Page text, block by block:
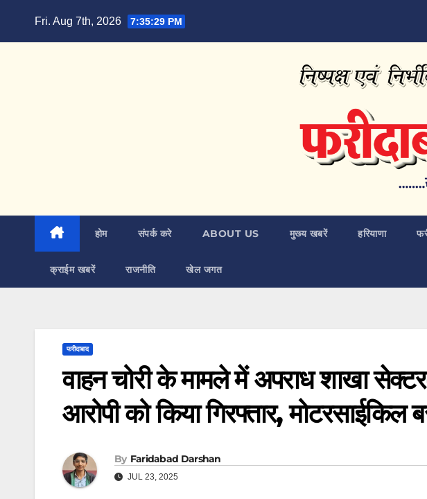
Fri. Aug 7th, 2026 7:35:31 PM
होम संपर्क करे ABOUT US मुख्य खबरें हरियाणा
क्राईम खबरें राजनीति खेल जगत
फरीदाबाद
वाहन चोरी के मामले में अपराध शाखा
आरोपी को किया गिरफ्तार, मोटरसाईकिल
By Faridabad Darshan
JUL 23, 2025